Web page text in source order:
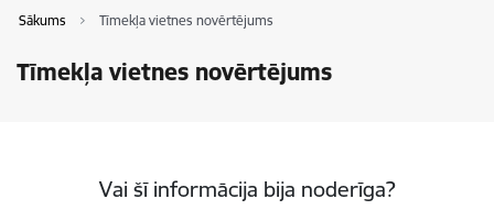
Sākums Tīmekļa vietnes novērtējums
Tīmekļa vietnes novērtējums
Vai šī informācija bija noderīga?